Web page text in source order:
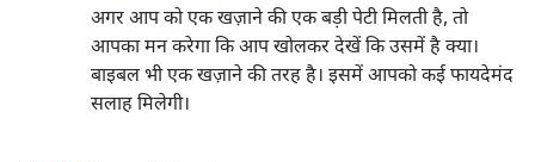
अगर आप को एक खज़ाने की एक बड़ी पेटी मिलती है, तो
आपका मन करेगा कि आप खोलकर देखें कि उसमें है क्या।
बाइबल भी एक खज़ाने की तरह है। इसमें आपको कई फायदेमंद
सलाह मिलेगी।